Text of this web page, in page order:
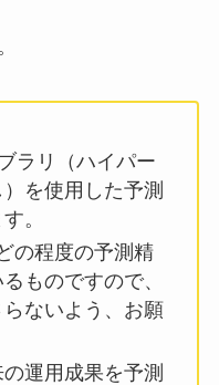
ラリ（ハイパー
を使用した予測
。
の程度の予測精
ものですので、
ないよう、お願
運用成果を予測